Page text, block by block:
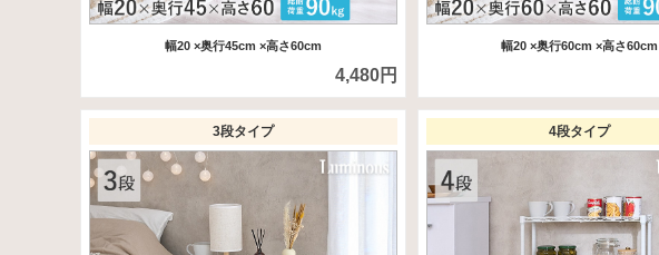
幅20 ×奥行45cm ×高さ60cm
4,480円
幅20 ×奥行60cm ×高さ60cm
3段タイプ 4段タイプ